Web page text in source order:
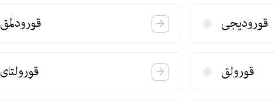
قورودلمق قورودیجی
قورولتای قورولق